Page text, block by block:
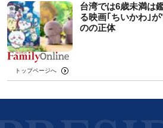
台湾では6歳未満は
る映画｢ちいかわ｣
のの正体
トップページへ